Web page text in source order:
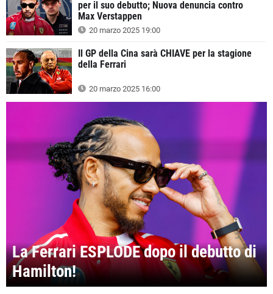
per il suo debutto; Nuova denuncia contro
Max Verstappen
20 marzo 2025 19:00
Il GP della Cina sarà CHIAVE per la stagione
della Ferrari
20 marzo 2025 16:00
La Ferrari ESPLODE dopo il debutto di
Hamilton!